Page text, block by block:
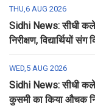
THU,6 AUG 2026
Sidhi News: सीधी
निरीक्षण, विद्यार्थियों
WED,5 AUG 2026
Sidhi News: सीधी
कुसमी का किया औचक